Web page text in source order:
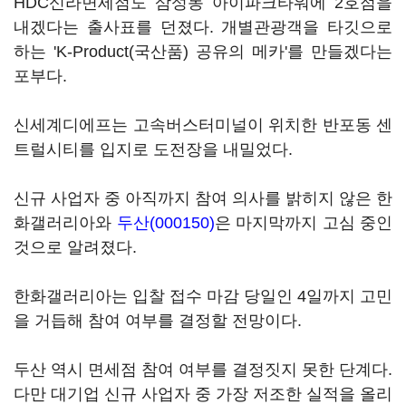
내겠다는 출사표를 던졌다. 개별관광객을 타깃으로
하는 'K-Product(국산품) 공유의 메카'를 만들겠다는
포부다.
신세계디에프는 고속버스터미널이 위치한 반포동 센
트럴시티를 입지로 도전장을 내밀었다.
신규 사업자 중 아직까지 참여 의사를 밝히지 않은 한
화갤러리아와 두산(000150)은 마지막까지 고심 중인
것으로 알려졌다.
한화갤러리아는 입찰 접수 마감 당일인 4일까지 고민
을 거듭해 참여 여부를 결정할 전망이다.
두산 역시 면세점 참여 여부를 결정짓지 못한 단계다.
다만 대기업 신규 사업자 중 가장 저조한 실적을 올리